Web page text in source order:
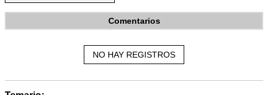
Comentarios
NO HAY REGISTROS